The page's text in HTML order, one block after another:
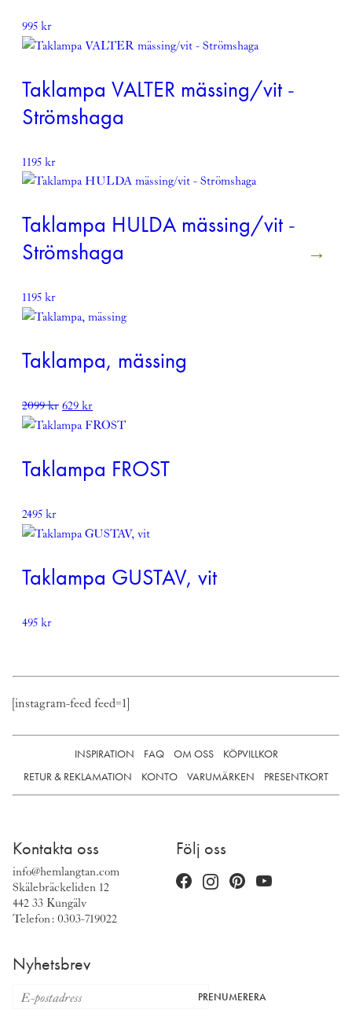
995kr
Taklampa VALTER mässing/vit -
Strömshaga
1195kr
Taklampa HULDA mässing/vit -
Strömshaga
1195kr
Taklampa, mässing
2099krDet
ursprungliga
2099 kr.
629krDet
nuvarande
629 kr.
Taklampa FROST
2495kr
Taklampa GUSTAV, vit
495kr
[instagram-feed feed=1]
INSPIRATION FAQ OM OSS
KÖPVILLKOR
RETUR & REKLAMATION
KONTO VARUMÄRKEN PRESENTKORT
Kontakta oss
info@hemlangtan.com
Skälebräckeliden 12
442 33 Kungälv
Telefon: 0303-719022
Följ oss
Nyhetsbrev
PRENUMERERA